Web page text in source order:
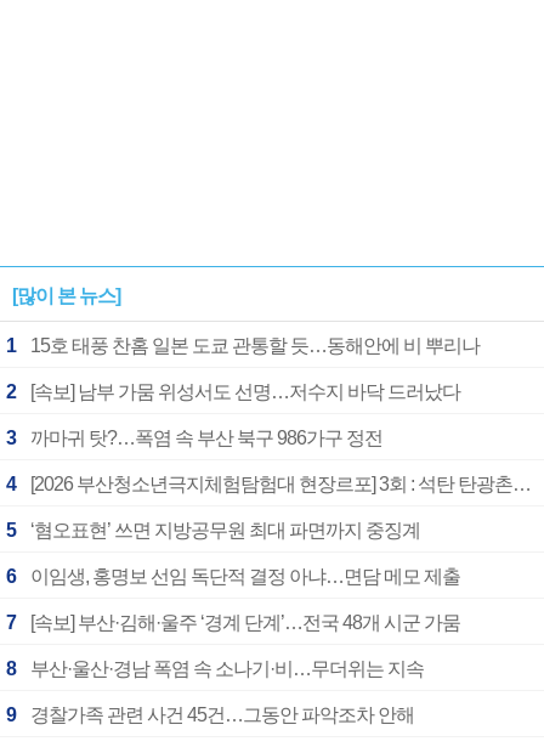
[많이 본 뉴스]
1 15호 태풍 찬홈 일본 도쿄 관통할 듯…동해안에 비 뿌리나
2 [속보] 남부 가뭄 위성서도 선명…저수지 바닥 드러났다
3 까마귀 탓?…폭염 속 부산 북구 986가구 정전
4 [2026 부산청소년극지체험탐험대 현장르포] 3회 : 석탄 탄광촌에서 북극 연구의 중심지로
5 ‘혐오표현’ 쓰면 지방공무원 최대 파면까지 중징계
6 이임생, 홍명보 선임 독단적 결정 아냐…면담 메모 제출
7 [속보] 부산·김해·울주 ‘경계 단계’…전국 48개 시군 가뭄
8 부산·울산·경남 폭염 속 소나기·비…무더위는 지속
9 경찰가족 관련 사건 45건…그동안 파악조차 안해